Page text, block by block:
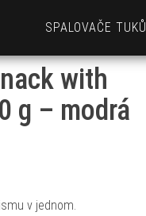
SPALOVAČE TUKŮ
with
g – modrá
v jednom.